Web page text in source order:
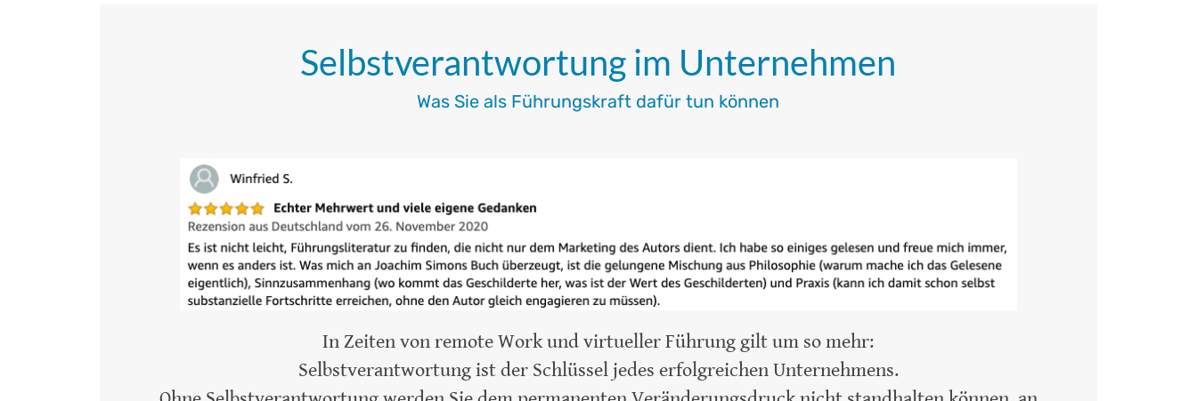
Selbstverantwortung im Unternehmen
Was Sie als Führungskraft dafür tun können
In Zeiten von remote Work und virtueller Führung gilt um so mehr:
Selbstverantwortung ist der Schlüssel jedes erfolgreichen Unternehmens.